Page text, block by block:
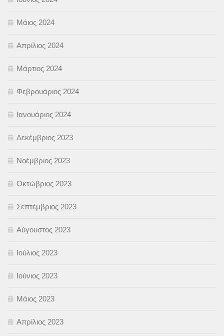
Μάιος 2024
Απρίλιος 2024
Μάρτιος 2024
Φεβρουάριος 2024
Ιανουάριος 2024
Δεκέμβριος 2023
Νοέμβριος 2023
Οκτώβριος 2023
Σεπτέμβριος 2023
Αύγουστος 2023
Ιούλιος 2023
Ιούνιος 2023
Μάιος 2023
Απρίλιος 2023